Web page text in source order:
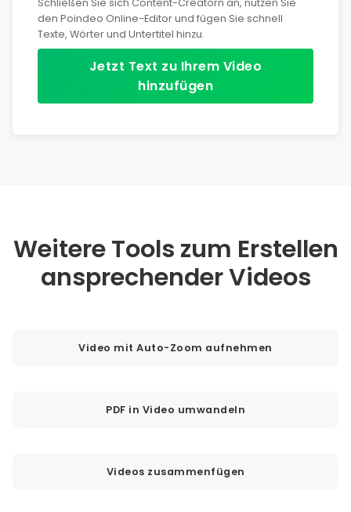
Schließen Sie sich Content-Creatorn an, nutzen Sie
den Poindeo Online-Editor und fügen Sie schnell
Texte, Wörter und Untertitel hinzu.
Jetzt Text zu Ihrem Video
hinzufügen
Weitere Tools zum Erstellen
ansprechender Videos
Video mit Auto-Zoom aufnehmen
PDF in Video umwandeln
Videos zusammenfügen